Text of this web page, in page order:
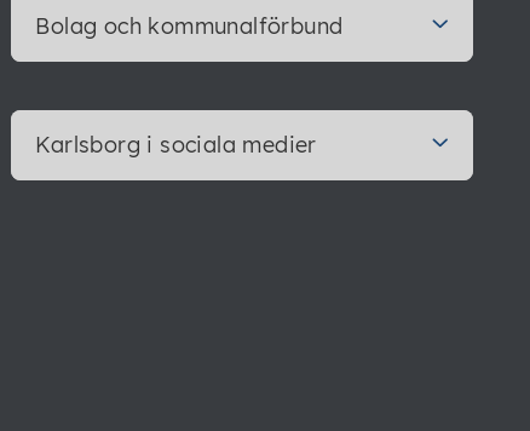
Bolag och kommunalförbund
Karlsborg i sociala medier